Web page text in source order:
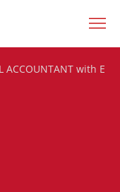
ACCOUNTANT with